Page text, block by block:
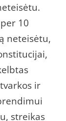
10
neteisėtu,
ir
streikas